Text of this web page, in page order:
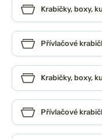
Krabičky, boxy,
Přívlačové
Krabičky, boxy,
Přívlačové